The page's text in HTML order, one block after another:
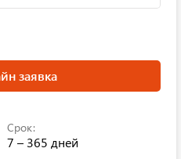
заявка
Срок:
7 – 365 дней